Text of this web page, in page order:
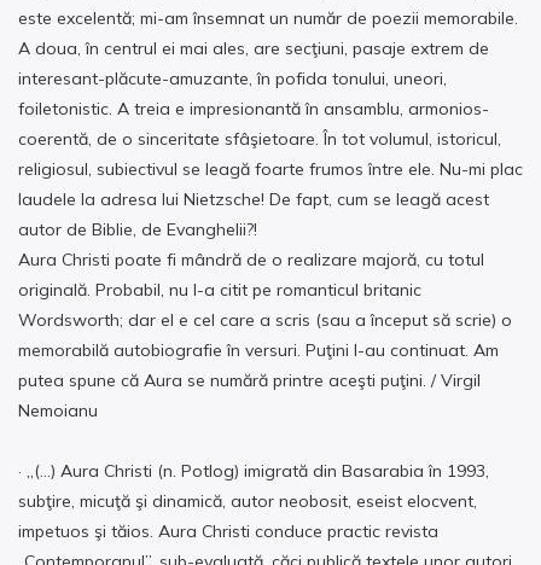
este excelentă; mi-am însemnat un număr de poezii memorabile.
A doua, în centrul ei mai ales, are secţiuni, pasaje extrem de
interesant-plăcute-amuzante, în pofida tonului, uneori,
foiletonistic. A treia e impresionantă în ansamblu, armonios-
coerentă, de o sinceritate sfâşietoare. În tot volumul, istoricul,
religiosul, subiectivul se leagă foarte frumos între ele. Nu-mi plac
laudele la adresa lui Nietzsche! De fapt, cum se leagă acest
autor de Biblie, de Evanghelii?!
Aura Christi poate fi mândră de o realizare majoră, cu totul
originală. Probabil, nu l-a citit pe romanticul britanic
Wordsworth; dar el e cel care a scris (sau a început să scrie) o
memorabilă autobiografie în versuri. Puţini l-au continuat. Am
putea spune că Aura se numără printre aceşti puţini. / Virgil
Nemoianu
· „(…) Aura Christi (n. Potlog) imigrată din Basarabia în 1993,
subţire, micuţă şi dinamică, autor neobosit, eseist elocvent,
impetuos şi tăios. Aura Christi conduce practic revista